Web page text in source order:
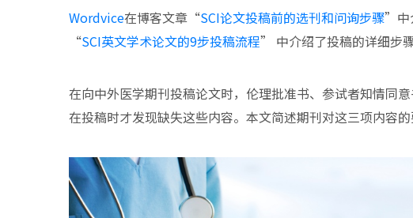
Wordvice在博客文章“SCI论文投稿前的选刊和问询步骤”中
“SCI英文学术论文的9步投稿流程” 中介绍了投稿的详细步
在向中外医学期刊投稿论文时，伦理批准书、参试者知情同
在投稿时才发现缺失这些内容。本文简述期刊对这三项内容的